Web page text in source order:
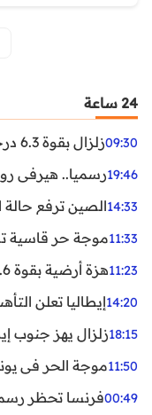
24 ساعة
09:30زلزال بقوة 6.3 درجات يضرب جنوب الفلبين.. ولا تحذير من تسونامي حتى الآن
19:46رسميا.. هيرفي
14:33الصين ترفع حالة
11:33موجة حر قاسية
11:23هزة أرضية بقوة 5.6 درجات تضرب مصر
14:20إيطاليا تعلن التأهب القصوى في
18:15زلزال يهز جنوب
11:50موجة الحر في يونيو
00:49فرنسا تحظر